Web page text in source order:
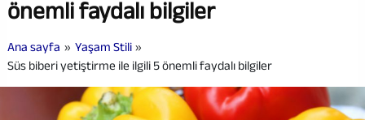
önemli faydalı bilgiler
Ana sayfa
Yaşam Stili
Süs biberi yetiştirme ile ilgili 5 önemli faydalı bilgiler